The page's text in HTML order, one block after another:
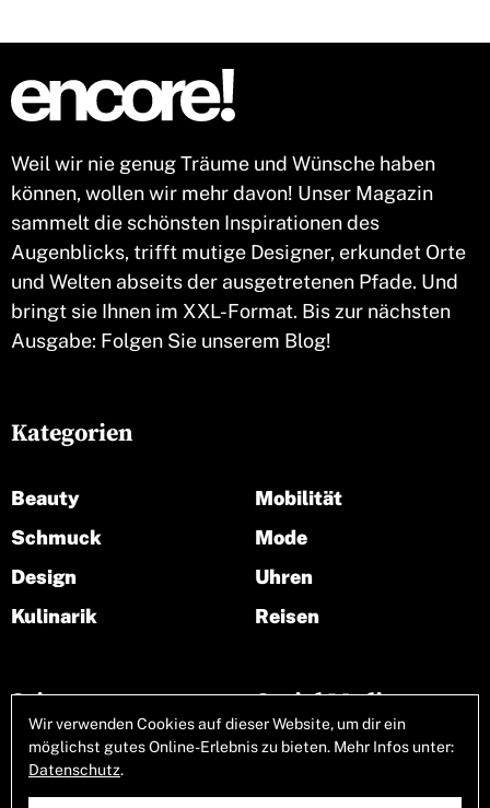
Weil wir nie genug Träume und Wünsche haben
können, wollen wir mehr davon! Unser Magazin
sammelt die schönsten Inspirationen des
Augenblicks, trifft mutige Designer, erkundet Orte
und Welten abseits der ausgetretenen Pfade. Und
bringt sie Ihnen im XXL-Format. Bis zur nächsten
Ausgabe: Folgen Sie unserem Blog!
Seiten
Über uns
Kategorien
Beauty
Schmuck
Design
Kulinarik
Mobilität
Mode
Uhren
Reisen
Social Media
Wir verwenden Cookies auf dieser Website, um dir ein
möglichst gutes Online-Erlebnis zu bieten. Mehr Infos unter:
Datenschutz.